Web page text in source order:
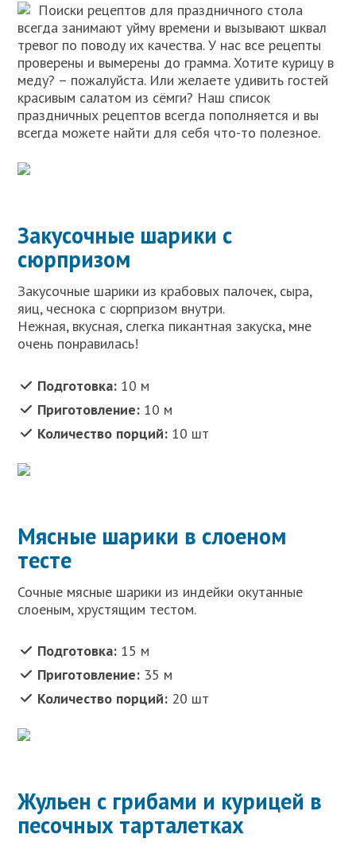
Поиски рецептов для праздничного стола
всегда занимают уйму времени и вызывают шквал
тревог по поводу их качества. У нас все рецепты
проверены и вымерены до грамма. Хотите курицу в
меду? – пожалуйста. Или желаете удивить гостей
красивым салатом из сёмги? Наш список
праздничных рецептов всегда пополняется и вы
всегда можете найти для себя что-то полезное.
Закусочные шарики с
сюрпризом
Закусочные шарики из крабовых палочек, сыра,
яиц, чеснока с сюрпризом внутри.
Нежная, вкусная, слегка пикантная закуска, мне
очень понравилась!
Подготовка: 10 м
Приготовление: 10 м
Количество порций: 10 шт
Мясные шарики в слоеном
тесте
Сочные мясные шарики из индейки окутанные
слоеным, хрустящим тестом.
Подготовка: 15 м
Приготовление: 35 м
Количество порций: 20 шт
Жульен с грибами и курицей в
песочных тарталетках